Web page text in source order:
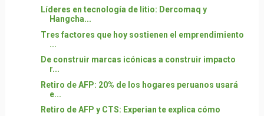
Líderes en tecnología de litio: Dercomaq y
Hangcha...
Tres factores que hoy sostienen el emprendimiento
...
De construir marcas icónicas a construir impacto
r...
Retiro de AFP: 20% de los hogares peruanos usará
e...
Retiro de AFP y CTS: Experian te explica cómo